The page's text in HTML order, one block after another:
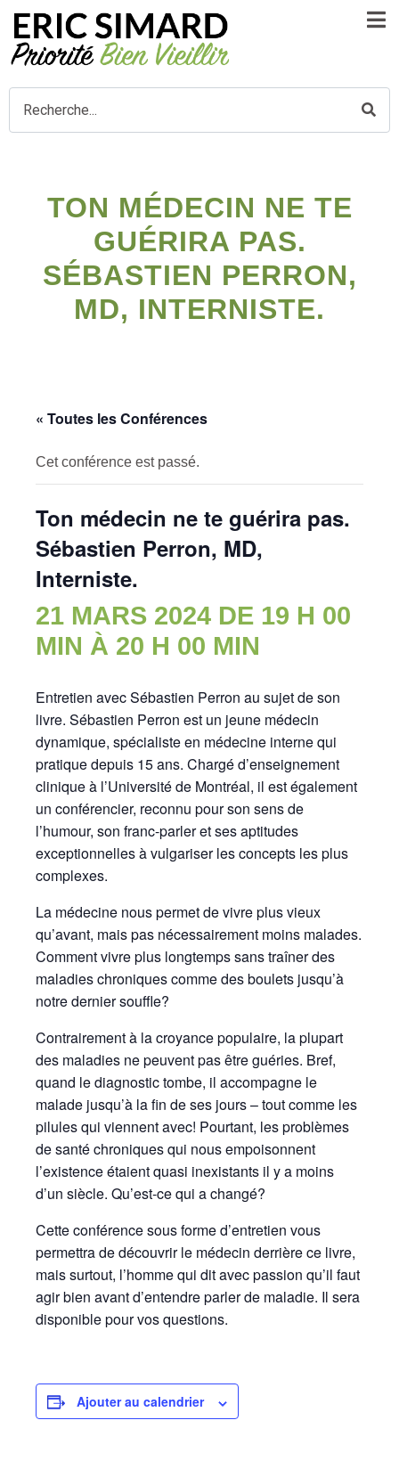
TON MÉDECIN NE TE
GUÉRIRA PAS.
SÉBASTIEN PERRON,
MD, INTERNISTE.
« Toutes les Conférences
Cet conférence est passé.
Ton médecin ne te guérira pas.
Sébastien Perron, MD,
Interniste.
21 MARS 2024 DE 19 H 00
MIN À 20 H 00 MIN
Entretien avec Sébastien Perron au sujet de son
livre. Sébastien Perron est un jeune médecin
dynamique, spécialiste en médecine interne qui
pratique depuis 15 ans. Chargé d’enseignement
clinique à l’Université de Montréal, il est également
un conférencier, reconnu pour son sens de
l’humour, son franc-parler et ses aptitudes
exceptionnelles à vulgariser les concepts les plus
complexes.
La médecine nous permet de vivre plus vieux
qu’avant, mais pas nécessairement moins malades.
Comment vivre plus longtemps sans traîner des
maladies chroniques comme des boulets jusqu’à
notre dernier souffle?
Contrairement à la croyance populaire, la plupart
des maladies ne peuvent pas être guéries. Bref,
quand le diagnostic tombe, il accompagne le
malade jusqu’à la fin de ses jours – tout comme les
pilules qui viennent avec! Pourtant, les problèmes
de santé chroniques qui nous empoisonnent
l’existence étaient quasi inexistants il y a moins
d’un siècle. Qu’est-ce qui a changé?
Cette conférence sous forme d’entretien vous
permettra de découvrir le médecin derrière ce livre,
mais surtout, l’homme qui dit avec passion qu’il faut
agir bien avant d’entendre parler de maladie. Il sera
disponible pour vos questions.
Ajouter au calendrier